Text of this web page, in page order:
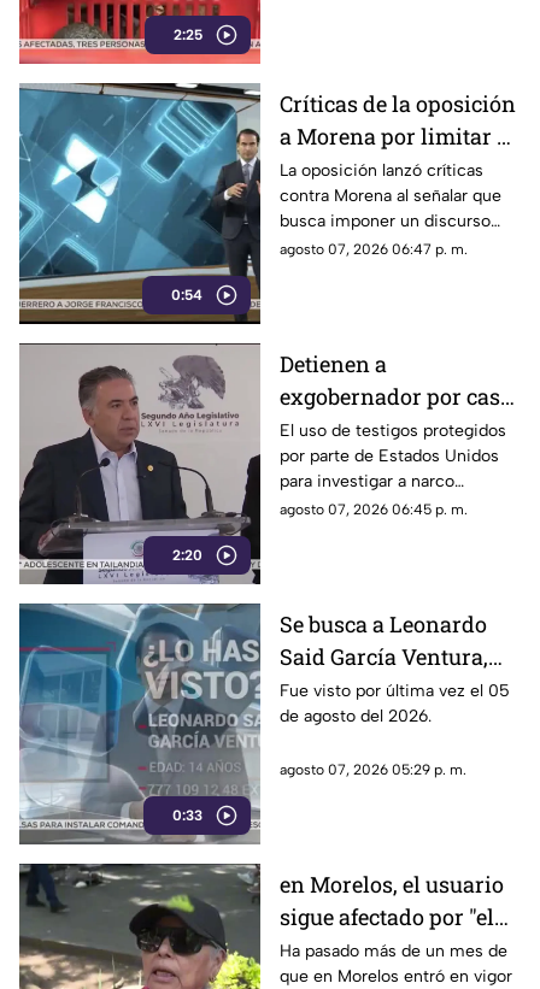
2:25
0:54
Críticas de la oposición
a Morena por limitar el
debate político
La oposición lanzó críticas
contra Morena al señalar que
busca imponer un discurso
único y limitar las voces que
agosto 07, 2026 06:47 p. m.
2:20
Detienen a
exgobernador por caso
Ayotzinapa y desaforan
a alcaldes
El uso de testigos protegidos
por parte de Estados Unidos
para investigar a narco
políticos ha sido cuestionado
entre ellos Rubén Rocha y
Enrique Inzunza.
agosto 07, 2026 06:45 p. m.
0:33
Se busca a Leonardo
Said García Ventura,
desaparecido en
Cuernavaca
Fue visto por última vez el 05
de agosto del 2026.
agosto 07, 2026 05:29 p. m.
en Morelos, el usuario
sigue afectado por "el
tarifazo"
Ha pasado más de un mes de
que en Morelos entró en vigor